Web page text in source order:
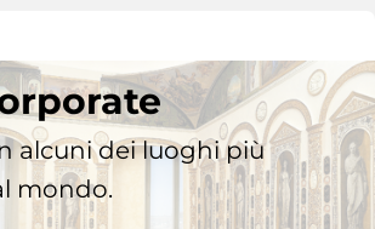
alcuni dei luoghi più
mondo.